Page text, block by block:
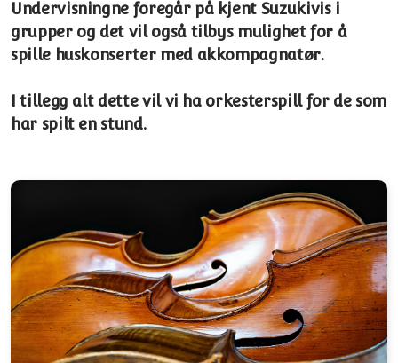
Undervisningne foregår på kjent Suzukivis i
grupper og det vil også tilbys mulighet for å
spille huskonserter med akkompagnatør.
I tillegg alt dette vil vi ha orkesterspill for de som
har spilt en stund.